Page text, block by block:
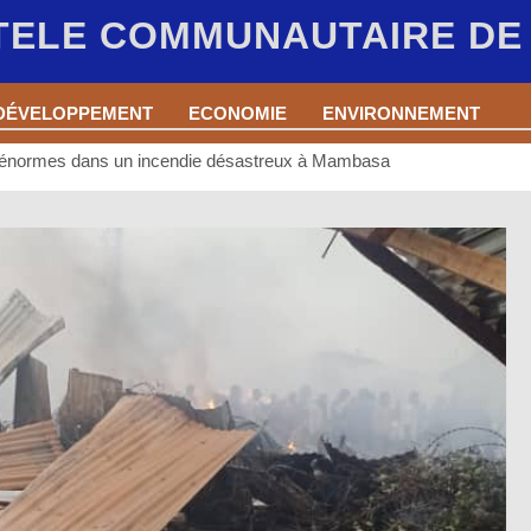
COMMUNAUTAIRE DE
ECONOMIE ENVIRONNEMENT
dans un incendie désastreux à Mambasa